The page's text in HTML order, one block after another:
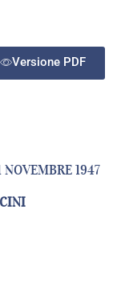
Versione PDF
1947